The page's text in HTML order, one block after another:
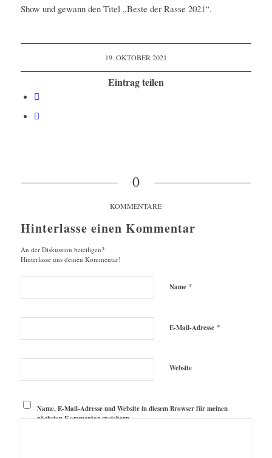
Show und gewann den Titel „Beste der Rasse 2021“.
19. OKTOBER 2021
Eintrag teilen
0
KOMMENTARE
Hinterlasse einen Kommentar
An der Diskussion beteiligen?
Hinterlasse uns deinen Kommentar!
Name *
E-Mail-Adresse *
Website
Name, E-Mail-Adresse und Website in diesem Browser für meinen
nächsten Kommentar speichern.